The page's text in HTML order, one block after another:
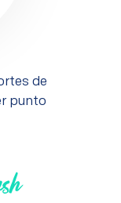
de
punto